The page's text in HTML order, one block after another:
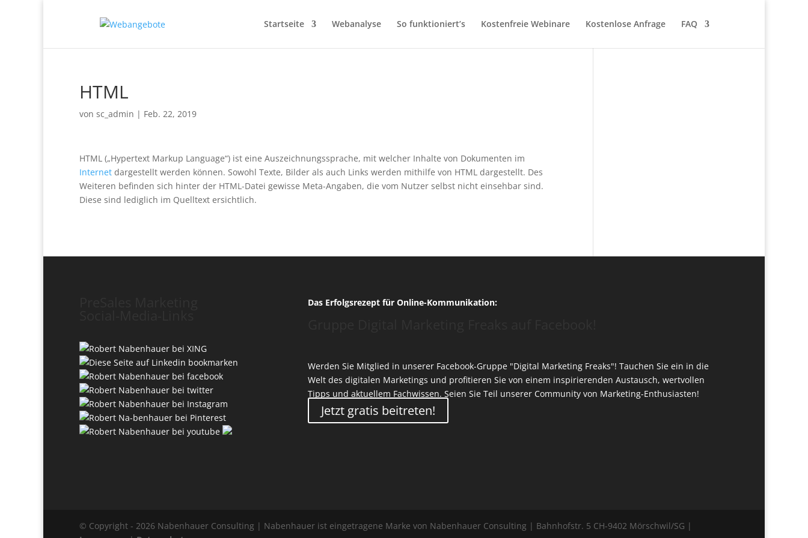
Startseite Webanalyse So funktioniert’s Kostenfreie Webinare Kostenlose Anfrage FAQ
HTML
von sc_admin | Feb. 22, 2019
HTML („Hypertext Markup Language“) ist eine Auszeichnungssprache, mit welcher Inhalte von Dokumenten im
Internet dargestellt werden können. Sowohl Texte, Bilder als auch Links werden mithilfe von HTML dargestellt. Des
Weiteren befinden sich hinter der HTML-Datei gewisse Meta-Angaben, die vom Nutzer selbst nicht einsehbar sind.
Diese sind lediglich im Quelltext ersichtlich.
Das Erfolgsrezept für Online-Kommunikation:
Werden Sie Mitglied in unserer Facebook-Gruppe "Digital Marketing Freaks"! Tauchen Sie ein in die
Welt des digitalen Marketings und profitieren Sie von einem inspirierenden Austausch, wertvollen
Tipps und aktuellem Fachwissen. Seien Sie Teil unserer Community von Marketing-Enthusiasten!
Jetzt gratis beitreten!
© Copyright - 2026 Nabenhauer Consulting | Nabenhauer ist eingetragene Marke von Nabenhauer Consulting | Bahnhofstr. 5 CH-9402 Mörschwil/SG |